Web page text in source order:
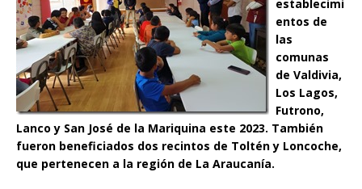
establecimi
entos de
las
comunas
de Valdivia,
Los Lagos,
Futrono,
Lanco y San José de la Mariquina este 2023. También
fueron beneficiados dos recintos de Toltén y Loncoche,
que pertenecen a la región de La Araucanía.